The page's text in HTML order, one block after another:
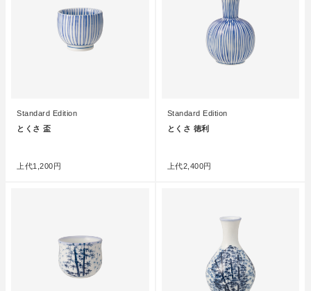
Standard Edition
とくさ 盃
上代1,200円
Standard Edition
とくさ 徳利
上代2,400円